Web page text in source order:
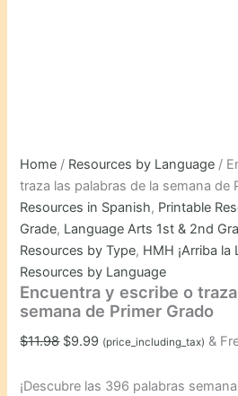
Home / Resources by Language /
traza las palabras de la semana de
Resources in Spanish, Printable
Grade, Language Arts 1st & 2nd
Resources by Type, HMH ¡Arriba
Resources by Language
Encuentra y escribe o
semana de Primer Grado
$11.98 Original
was:
$9.99 Current
is:
(price_including_tax) &
¡Descubre las 396 palabras